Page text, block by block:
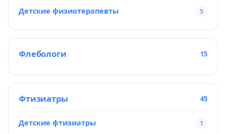
Детские физиотерапевты 5
Флебологи 15
Фтизиатры 45
Детские фтизиатры 1